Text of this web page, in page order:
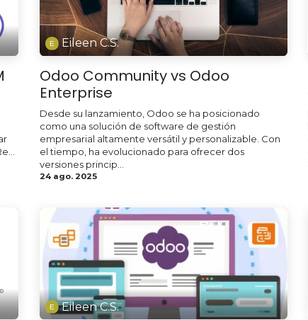
Eileen C.S.
Odoo Community vs Odoo
Enterprise
Desde su lanzamiento, Odoo se ha posicionado
como una solución de software de gestión
empresarial altamente versátil y personalizable. Con
el tiempo, ha evolucionado para ofrecer dos
versiones princip...
24 ago. 2025
Eileen C.S.